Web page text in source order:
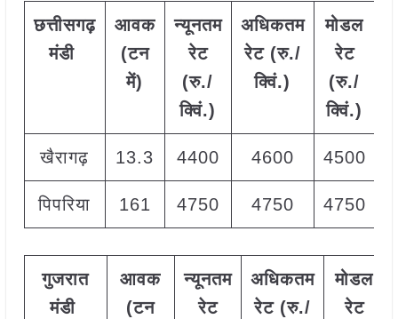
छत्तीसगढ़
मंडी
आवक
(टन
में)
न्यूनतम
रेट
(रु./
क्विं.)
अधिकतम
रेट (रु./
क्विं.)
मोडल
रेट
(रु./
क्विं.)
खैरागढ़ 13.3 4400 4600 4500
पिपरिया 161 4750 4750 4750
गुजरात
मंडी
आवक
(टन
न्यूनतम
रेट
अधिकतम
रेट (रु./
मोडल
रेट